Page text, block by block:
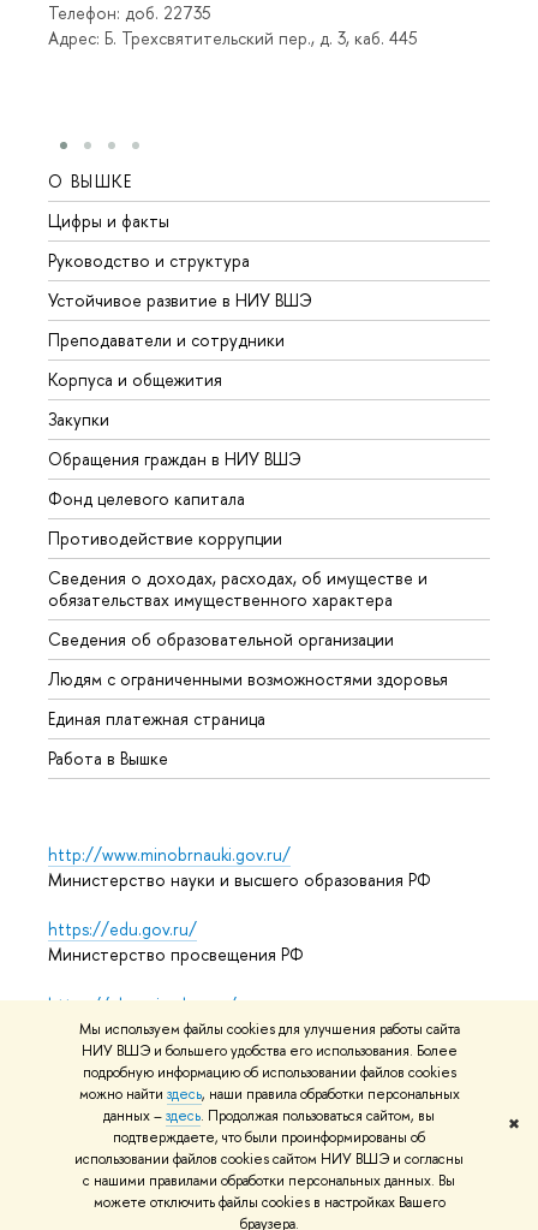
Мы используем файлы cookies для улучшения работы сайта
НИУ ВШЭ и большего удобства его использования. Более
подробную информацию об использовании файлов cookies
можно найти здесь, наши правила обработки персональных
данных –здесь. Продолжая пользоваться сайтом, вы
подтверждаете, что были проинформированы об
использовании файлов cookies сайтом НИУ ВШЭ и согласны
с нашими правилами обработки персональных данных. Вы
можете отключить файлы cookies в настройках Вашего
браузера.
✖
Телефон: доб. 22735
Адрес: Б. Трехсвятительский пер., д. 3, каб. 445
О ВЫШКЕ
Цифры и факты
Руководство и структура
Устойчивое развитие в НИУ ВШЭ
Преподаватели и сотрудники
Корпуса и общежития
Закупки
Обращения граждан в НИУ ВШЭ
Фонд целевого капитала
Противодействие коррупции
Сведения о доходах, расходах, об имуществе и
обязательствах имущественного характера
Сведения об образовательной организации
Людям с ограниченными возможностями здоровья
Единая платежная страница
Работа в Вышке
http://www.minobrnauki.gov.ru/
Министерство науки и высшего образования РФ
https://edu.gov.ru/
Министерство просвещения РФ
https://elearning.hse.ru/mooc
Массовые открытые онлайн-курсы
© НИУ ВШЭ 1993–2026 Адреса и контактыУсловия
использования материаловПолитика конфиденциальности
Карта сайта
Редактору